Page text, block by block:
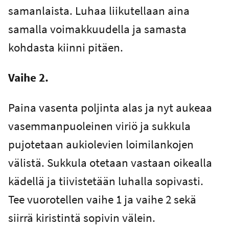
samanlaista. Luhaa liikutellaan aina
samalla voimakkuudella ja samasta
kohdasta kiinni pitäen.
Vaihe 2.
Paina vasenta poljinta alas ja nyt aukeaa
vasemmanpuoleinen viriö ja sukkula
pujotetaan aukiolevien loimilankojen
välistä. Sukkula otetaan vastaan oikealla
kädellä ja tiivistetään luhalla sopivasti.
Tee vuorotellen vaihe 1 ja vaihe 2 sekä
siirrä kiristintä sopivin välein.